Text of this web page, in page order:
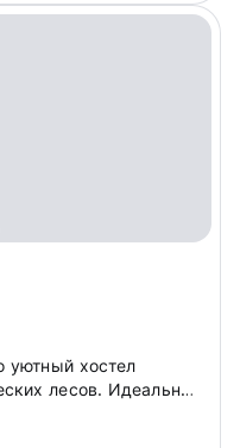
уютный хостел
лесов. Идеально
(Auto-